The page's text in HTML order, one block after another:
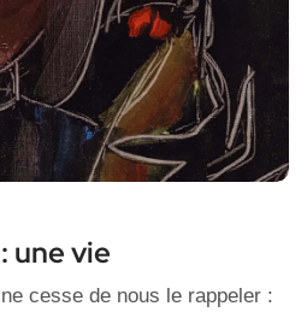
une vie
cesse de nous le rappeler :